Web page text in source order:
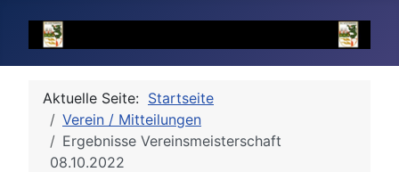
Aktuelle Seite: Startseite
Verein / Mitteilungen
Ergebnisse Vereinsmeisterschaft
08.10.2022